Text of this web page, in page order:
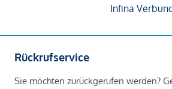
Infina
Rückrufservice
Sie möchten zurückgerufen werden?